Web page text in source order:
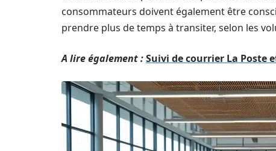
consommateurs doivent également être
prendre plus de temps à transiter, selon les
A lire également :Suivi de courrier La Poste